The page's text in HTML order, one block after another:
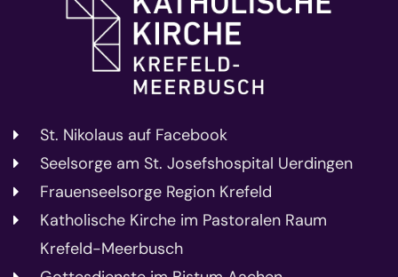
St. Nikolaus auf Facebook
Seelsorge am St. Josefshospital Uerdingen
Frauenseelsorge Region Krefeld
Katholische Kirche im Pastoralen Raum
Krefeld-Meerbusch